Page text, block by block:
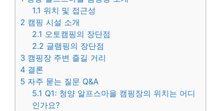
1.1 위치 및 접근성
2 캠핑 시설 소개
2.1 오토캠핑의 장단점
2.2 글램핑의 장단점
3 캠핑장 주변 즐길 거리
4 결론
5 자주 묻는 질문 Q&A
5.1 Q1: 청양 알프스마을 캠핑장의 위치는 어디
인가요?